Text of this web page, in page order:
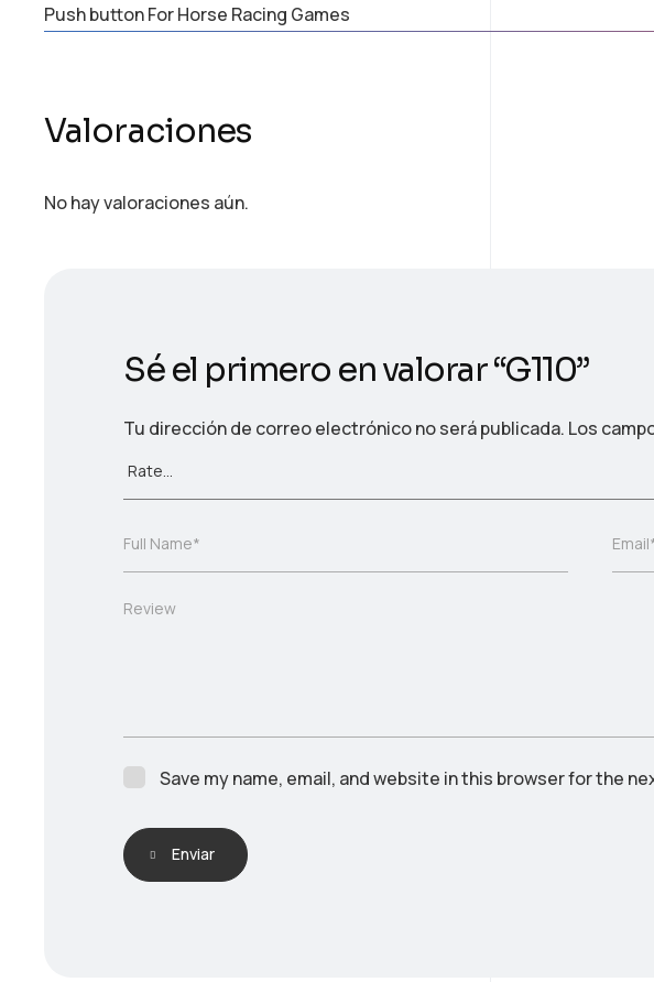
Push button For Horse Racing Games
Valoraciones
No hay valoraciones aún.
Sé el primero en valorar “G110”
Tu dirección de correo electrónico no será publicada. Los
Save my name, email, and website in this browser for the
Enviar